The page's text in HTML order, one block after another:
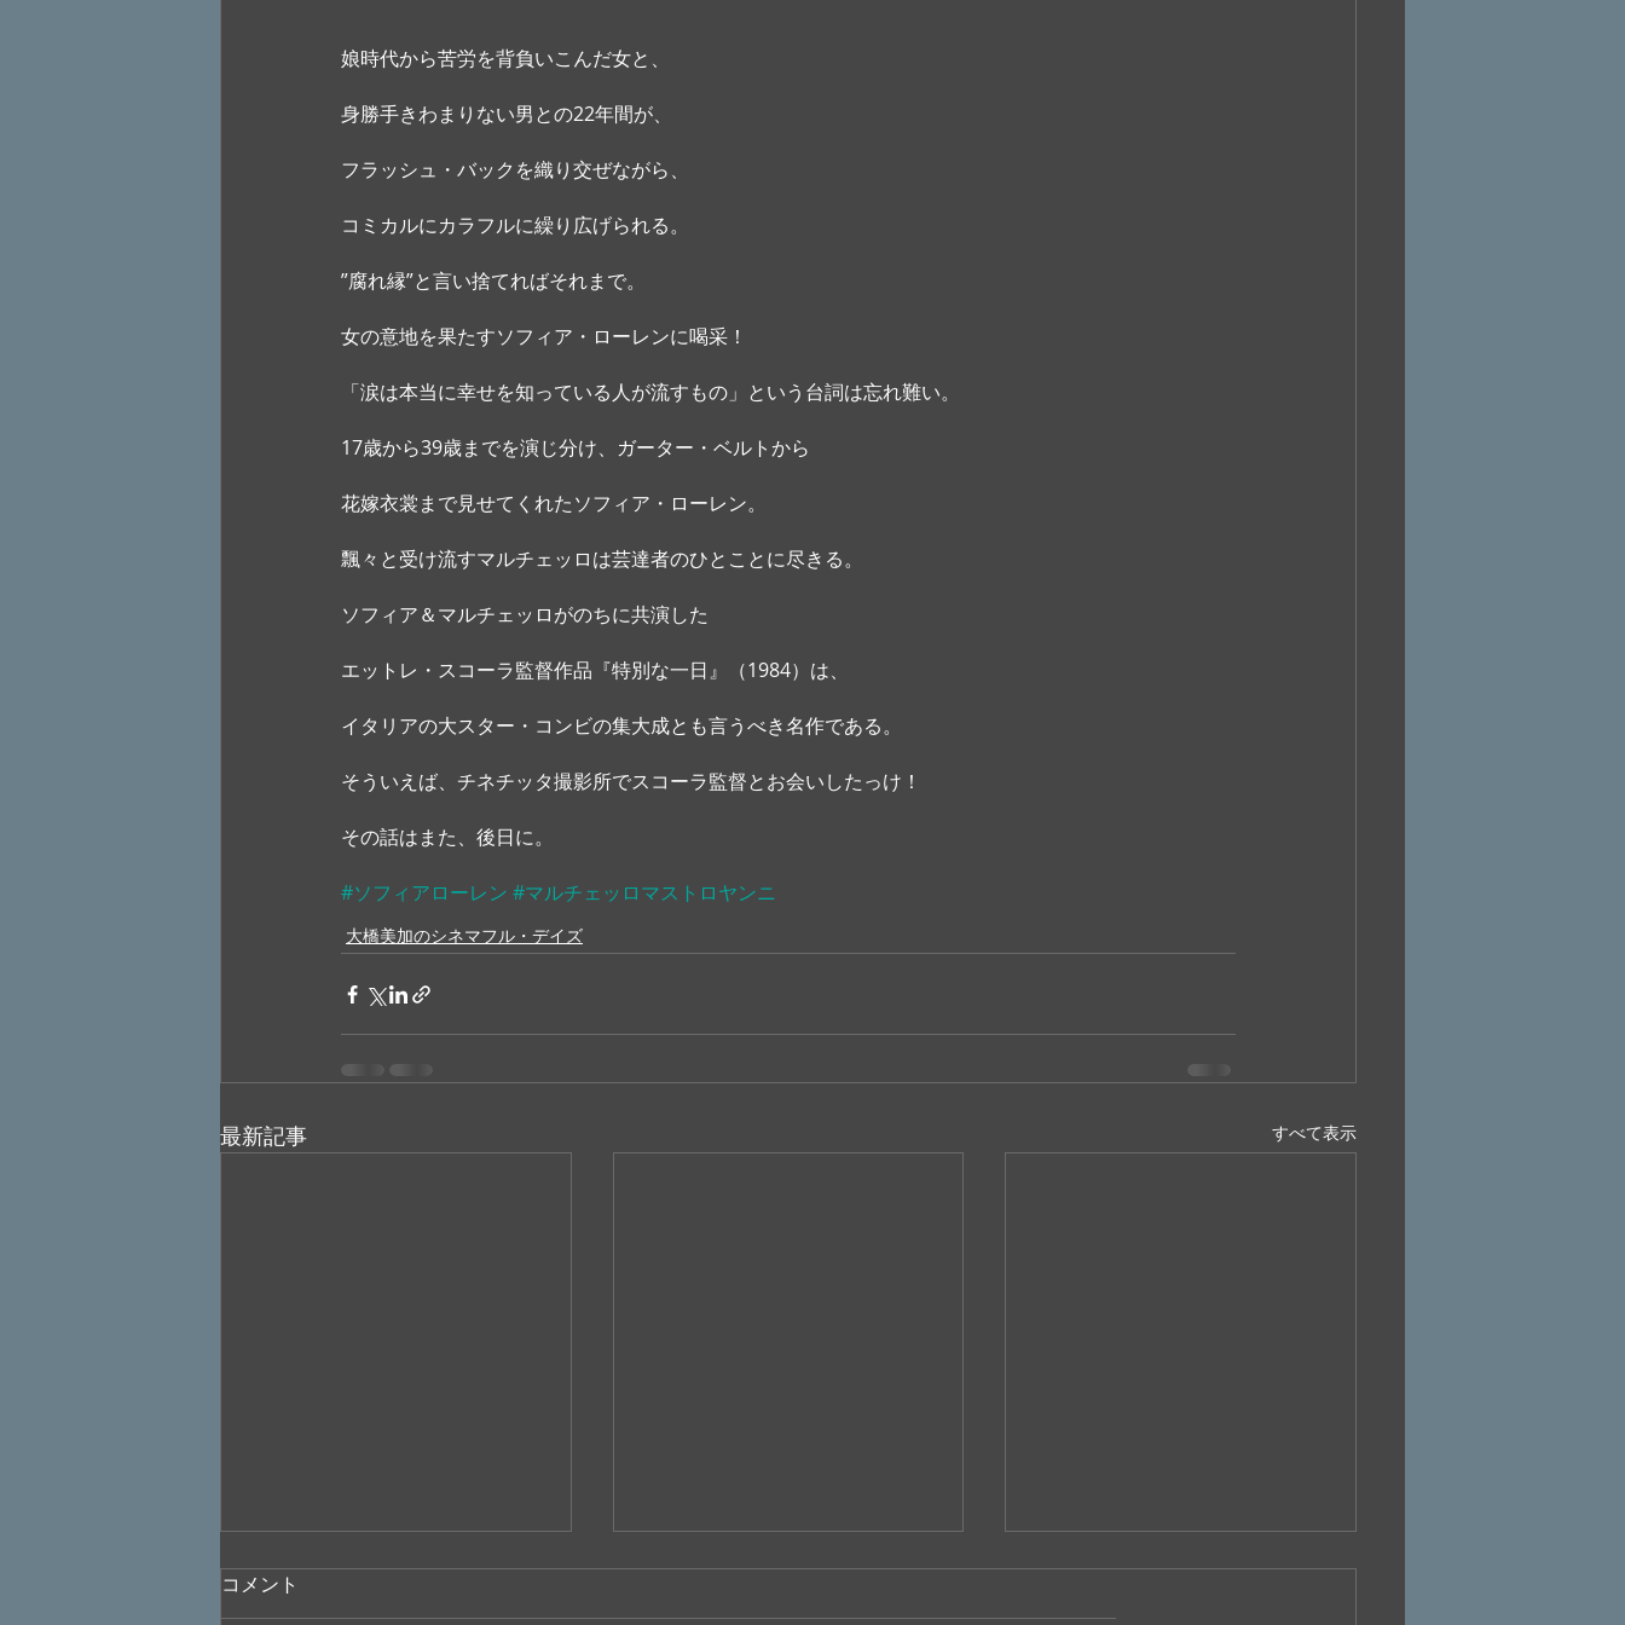
娘時代から苦労を背負いこんだ女と、
身勝手きわまりない男との22年間が、
フラッシュ・バックを織り交ぜながら、
コミカルにカラフルに繰り広げられる。
”腐れ縁”と言い捨てればそれまで。
女の意地を果たすソフィア・ローレンに喝采！
「涙は本当に幸せを知っている人が流すもの」という台詞は忘れ難い。
17歳から39歳までを演じ分け、ガーター・ベルトから
花嫁衣裳まで見せてくれたソフィア・ローレン。
飄々と受け流すマルチェッロは芸達者のひとことに尽きる。
ソフィア＆マルチェッロがのちに共演した
エットレ・スコーラ監督作品『特別な一日』（1984）は、
イタリアの大スター・コンビの集大成とも言うべき名作である。
そういえば、チネチッタ撮影所でスコーラ監督とお会いしたっけ！
その話はまた、後日に。
#ソフィアローレン #マルチェッロマストロヤンニ
大橋美加のシネマフル・デイズ
最新記事 すべて表示
コメント